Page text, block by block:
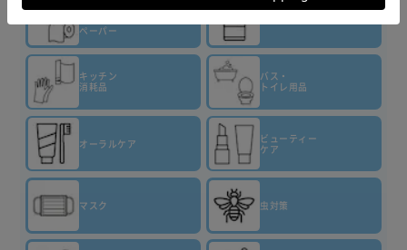
泡もちバツグン※１
吸着泡で便器をぐるっとおおうだけ。ほったらかして（５分
以上放置）トイレピカピカ！※２
ゴシゴシいらず※２でラクラクきれい！消臭もできるクエン
酸ｉｎ処方のトイレ便器内専用クリーナー！逆さスプレーで
きるから、フチ裏もしっかりパック。
おそうじを楽しむホワイトフローラルの香り
※１当社品比※２便器内専用、こびりついた汚れは落とせま
せん。
使用上の注意
●空中にスプレーしない。
●液の残量が少ないとき、直立・直倒立以外の角度では出に
ティッシュ・
ペーパー
キッチン
消耗品
バス・
トイレ用品
オーラルケア
ビューティー
ケア
マスク 虫対策